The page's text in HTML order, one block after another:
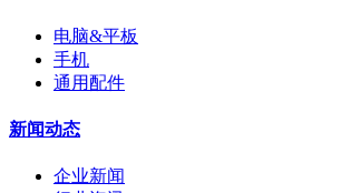
电脑&平板
手机
通用配件
新闻动态
企业新闻